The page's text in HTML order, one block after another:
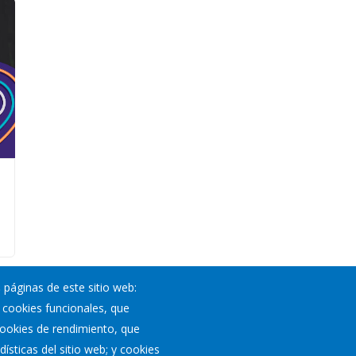
de este sitio web:
funcionales, que
de rendimiento, que
del sitio web; y cookies